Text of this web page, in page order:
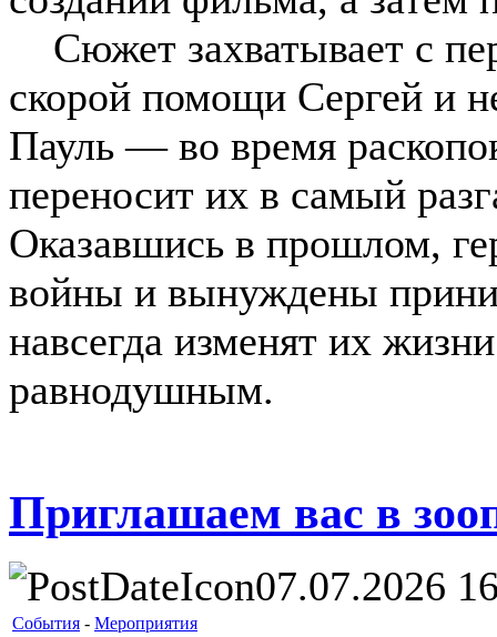
Сюжет захватывает с
скорой помощи Сергей и
Пауль — во время
переносит их в самый
Оказавшись в прошлом,
войны и вынуждены
навсегда изменят их
равнодушным.
Приглашаем вас в
07.07.2026
События - Мероприятия